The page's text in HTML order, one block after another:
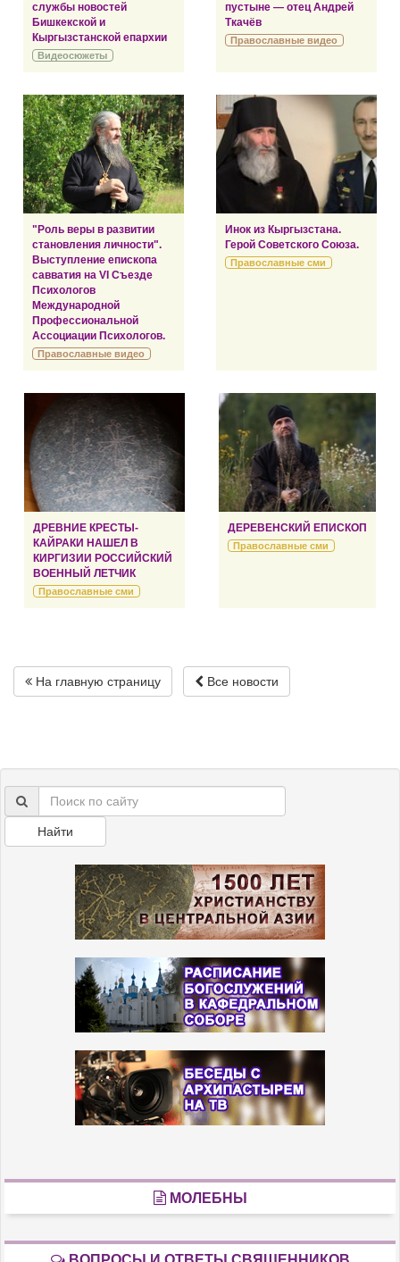
службы новостей
Бишкекской и
Кыргызстанской епархии
Видеосюжеты
пустыне — отец Андрей
Ткачёв
Православные видео
"Роль веры в развитии
становления личности".
Выступление епископа
савватия на VI Съезде
Психологов
Международной
Профессиональной
Ассоциации Психологов.
Православные видео
Инок из Кыргызстана.
Герой Советского Союза.
Православные сми
ДРЕВНИЕ КРЕСТЫ-
КАЙРАКИ НАШЕЛ В
КИРГИЗИИ РОССИЙСКИЙ
ВОЕННЫЙ ЛЕТЧИК
Православные сми
ДЕРЕВЕНСКИЙ ЕПИСКОП
Православные сми
На главную страницу Все новости
Найти
МОЛЕБНЫ